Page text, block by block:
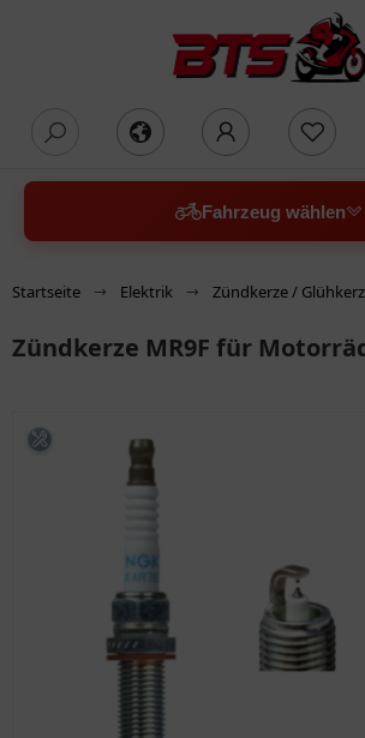
Fahrzeug wählen
Startseite Elektrik Zündkerze /
Zündkerze MR9F für